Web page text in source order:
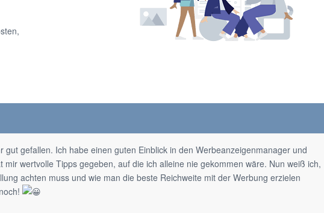
gut gefallen. Ich habe einen guten Einblick in den Werbeanzeigenmanager und
wertvolle Tipps gegeben, auf die ich alleine nie gekommen wäre. Nun weiß ich,
achten muss und wie man die beste Reichweite mit der Werbung erzielen